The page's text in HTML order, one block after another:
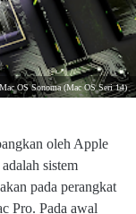
Mac OS Sonoma (Mac OS Seri 14)
oleh Apple
sistem
pada perangkat
Pro. Pada awal